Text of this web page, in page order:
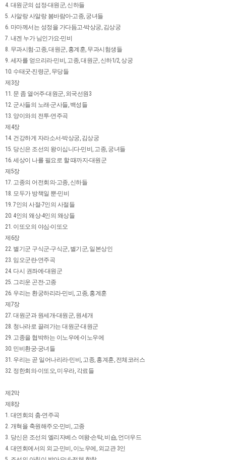
4. 대원군의 섭정-대원군, 신하들
5. 사알랑 사알랑 봄바람아-고종, 궁녀들
6. 마마께서는 성정을 가다듬고-박상궁, 김상궁
7. 내겐 누가 님인가요-민비
8. 무과시험-고종, 대원군, 홍계훈, 무과시험생들
9. 세자를 얻으리라-민비, 고종, 대원군, 신하1/2, 상궁
10. 수태굿-진령군, 무당들
제3장
11. 문 좀 열어주-대원군, 외국선원3
12. 군사들의 노래-군사들, 백성들
13. 양이와의 전투-연주곡
제4장
14. 건강하게 자라소서-박상궁, 김상궁
15. 당신은 조선의 왕이십니다-민비, 고종, 궁녀들
16. 세상이 나를 필요로 할 때까지-대원군
제5장
17. 고종의 어전회의-고종, 신하들
18. 모두가 방책일 뿐-민비
19. 7인의 사절-7인의 사절들
20. 4인의 왜상-4인의 왜상들
21. 이또오의 야심-이또오
제6장
22. 별기군 구식군-구식군, 별기군, 일본상인
23. 임오군란-연주곡
24. 다시 권좌에-대원군
25. 그리운 곤전-고종
26. 우리는 환궁하리라-민비, 고종, 홍계훈
제7장
27. 대원군과 원세개-대원군, 원세개
28. 청나라로 끌려가는 대원군-대원군
29. 고종을 협박하는 이노우에-이노우에
30. 민비환궁-궁녀들
31. 우리는 곧 일어나리라-민비, 고종, 홍계훈, 전체코러스
32. 정한회의-이또오, 미우라, 각료들
제2막
제8장
1. 대연회의 춤-연주곡
2. 개혁을 축원해주오-민비, 고종
3. 당신은 조선의 엘리자베스 여왕-손탁, 비숍, 언더우드
4. 대연회에서의 외교-민비, 이노우에, 외교관 3인